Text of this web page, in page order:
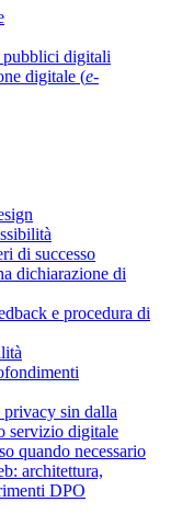
pubblici digitali
digitale (e-
di successo
dichiarazione di
e procedura di
privacy sin dalla
servizio digitale
quando necessario
architettura,
DPO